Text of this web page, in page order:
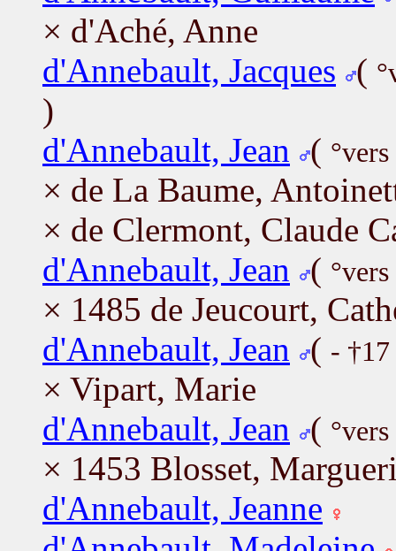
× d'Aché, Anne
d'Annebault, Jacques (
)
d'Annebault, Jean
(
× de La Baume,
× de Clermont, Claude
d'Annebault, Jean
(
× 1485 de Jeucourt,
d'Annebault, Jean
( -
× Vipart, Marie
d'Annebault, Jean
(
× 1453 Blosset,
d'Annebault, Jeanne